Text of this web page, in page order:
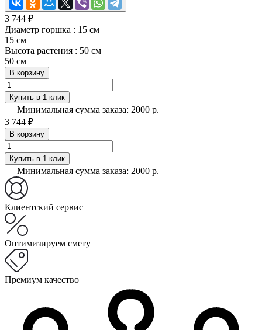
3 744 ₽
Диаметр горшка : 15 см
15 см
Высота растения : 50 см
50 см
В корзину
Купить в 1 клик
Минимальная сумма заказа: 2000 р.
3 744 ₽
В корзину
Купить в 1 клик
Минимальная сумма заказа: 2000 р.
Клиентский сервис
Оптимизируем смету
Премиум качество